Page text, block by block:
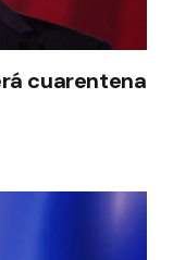
cuarentena